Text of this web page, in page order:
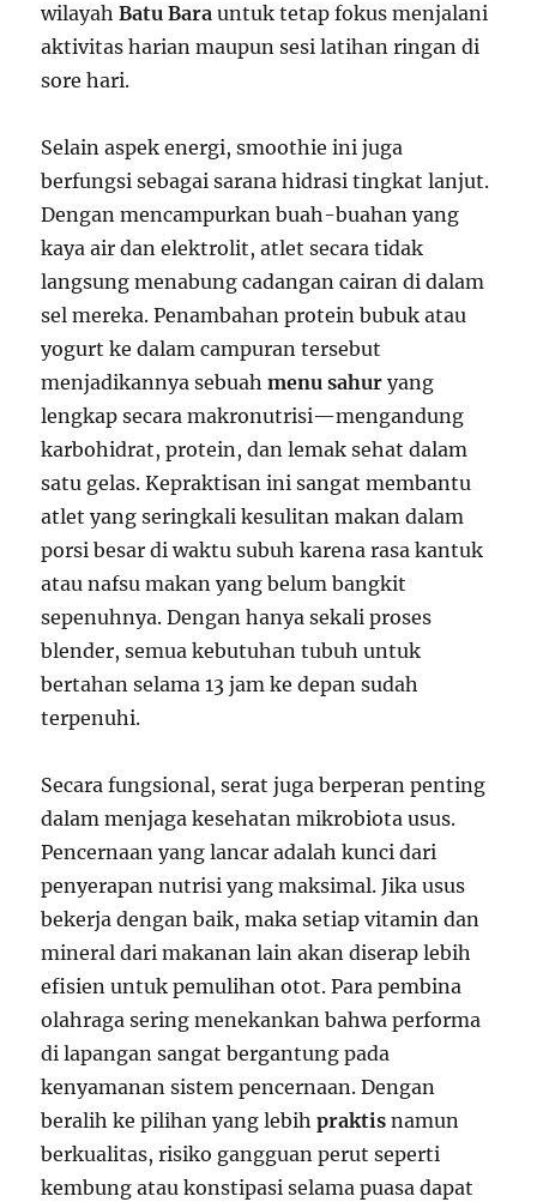
wilayahBatu Bara untuk tetap fokus menjalani
aktivitas harian maupun sesi latihan ringan di
sore hari.
Selain aspek energi, smoothie ini juga
berfungsi sebagai sarana hidrasi tingkat lanjut.
Dengan mencampurkan buah-buahan yang
kaya air dan elektrolit, atlet secara tidak
langsung menabung cadangan cairan di dalam
sel mereka. Penambahan protein bubuk atau
yogurt ke dalam campuran tersebut
menjadikannya sebuahmenu sahur yang
lengkap secara makronutrisi—mengandung
karbohidrat, protein, dan lemak sehat dalam
satu gelas. Kepraktisan ini sangat membantu
atlet yang seringkali kesulitan makan dalam
porsi besar di waktu subuh karena rasa kantuk
atau nafsu makan yang belum bangkit
sepenuhnya. Dengan hanya sekali proses
blender, semua kebutuhan tubuh untuk
bertahan selama 13 jam ke depan sudah
terpenuhi.
Secara fungsional, serat juga berperan penting
dalam menjaga kesehatan mikrobiota usus.
Pencernaan yang lancar adalah kunci dari
penyerapan nutrisi yang maksimal. Jika usus
bekerja dengan baik, maka setiap vitamin dan
mineral dari makanan lain akan diserap lebih
efisien untuk pemulihan otot. Para pembina
olahraga sering menekankan bahwa performa
di lapangan sangat bergantung pada
kenyamanan sistem pencernaan. Dengan
beralih ke pilihan yang lebihpraktis namun
berkualitas, risiko gangguan perut seperti
kembung atau konstipasi selama puasa dapat